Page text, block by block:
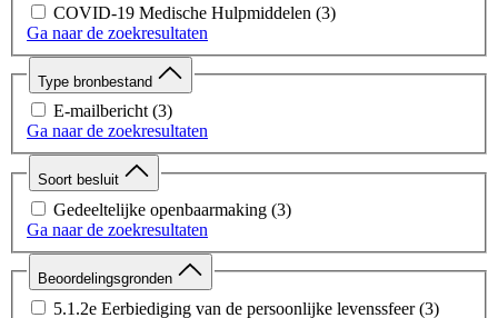
COVID-19 Medische Hulpmiddelen (3)
Ga naar de zoekresultaten
Type bronbestand
E-mailbericht (3)
Ga naar de zoekresultaten
Soort besluit
Gedeeltelijke openbaarmaking (3)
Ga naar de zoekresultaten
Beoordelingsgronden
5.1.2e Eerbiediging van de persoonlijke levenssfeer (3)